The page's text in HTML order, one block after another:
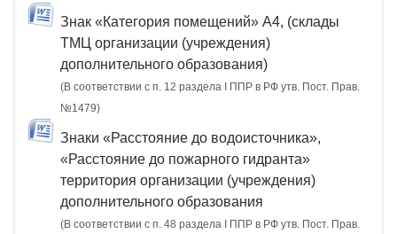
Знак «Категория помещений» А4, (склады
ТМЦ организации (учреждения)
дополнительного образования)
(В соответствии с п. 12 раздела I ППР в РФ утв. Пост. Прав.
№1479)
Знаки «Расстояние до водоисточника»,
«Расстояние до пожарного гидранта»
территория организации (учреждения)
дополнительного образования
(В соответствии с п. 48 раздела I ППР в РФ утв. Пост. Прав.